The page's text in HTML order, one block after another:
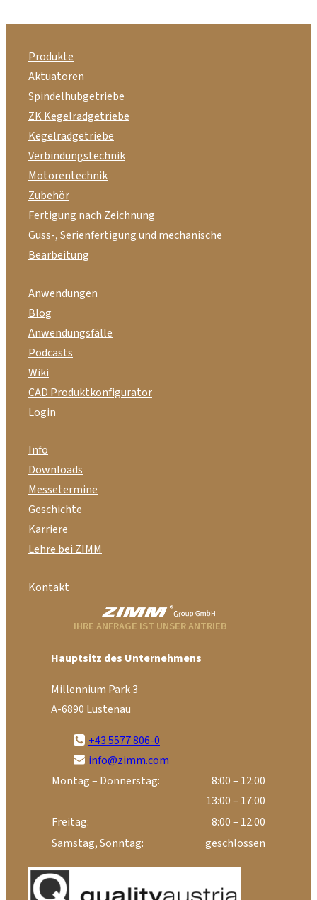
Produkte
Aktuatoren
Spindelhubgetriebe
ZK Kegelradgetriebe
Kegelradgetriebe
Verbindungstechnik
Motorentechnik
Zubehör
Fertigung nach Zeichnung
Guss-, Serienfertigung und mechanische
Bearbeitung
Anwendungen
Blog
Anwendungsfälle
Podcasts
Wiki
CAD Produktkonfigurator
Login
Info
Downloads
Messetermine
Geschichte
Karriere
Lehre bei ZIMM
Kontakt
IHRE ANFRAGE IST UNSER ANTRIEB
Hauptsitz des Unternehmens
Millennium Park 3
A-6890 Lustenau
+43 5577 806-0
info@zimm.com
Montag – Donnerstag:
8:00 – 12:00
13:00 – 17:00
Freitag:
8:00 – 12:00
Samstag, Sonntag:
geschlossen